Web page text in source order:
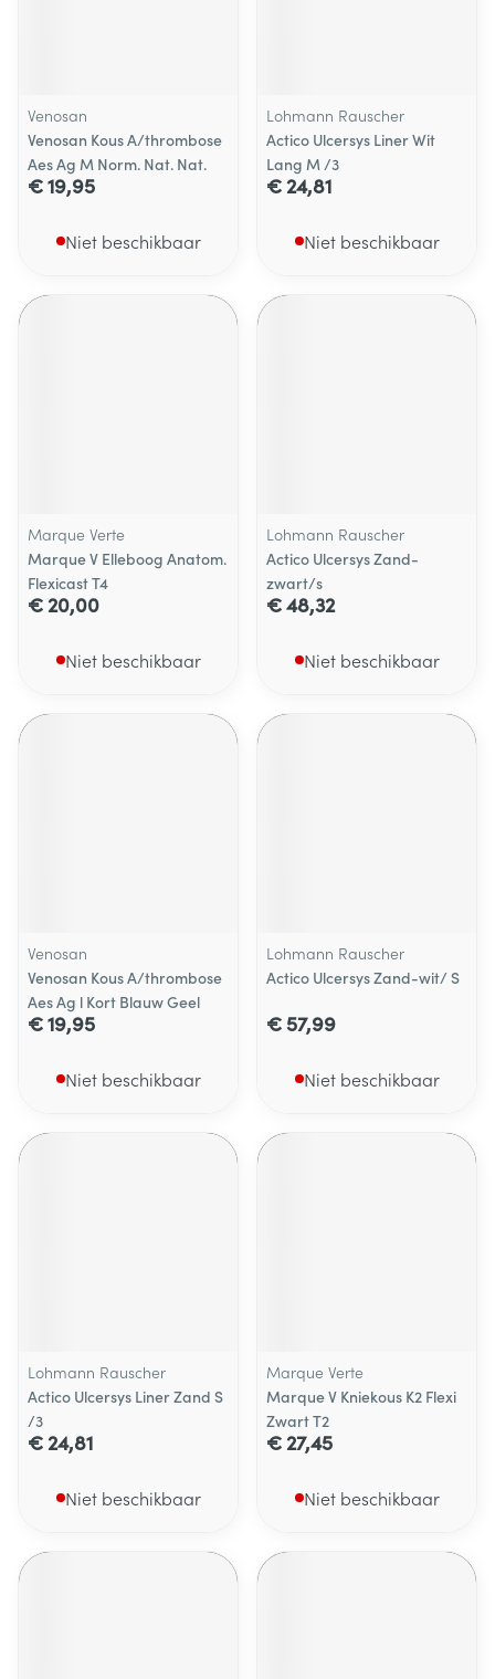
Venosan
Venosan Kous A/thrombose
Aes Ag M Norm. Nat. Nat.
€ 19,95
Niet beschikbaar
Lohmann Rauscher
Actico Ulcersys Liner Wit
Lang M /3
€ 24,81
Niet beschikbaar
Marque Verte
Marque V Elleboog Anatom.
Flexicast T4
€ 20,00
Niet beschikbaar
Lohmann Rauscher
Actico Ulcersys Zand-
zwart/s
€ 48,32
Niet beschikbaar
Venosan
Venosan Kous A/thrombose
Aes Ag l Kort Blauw Geel
€ 19,95
Niet beschikbaar
Lohmann Rauscher
Actico Ulcersys Zand-wit/ S
€ 57,99
Niet beschikbaar
Lohmann Rauscher
Actico Ulcersys Liner Zand S
/3
€ 24,81
Niet beschikbaar
Marque Verte
Marque V Kniekous K2 Flexi
Zwart T2
€ 27,45
Niet beschikbaar